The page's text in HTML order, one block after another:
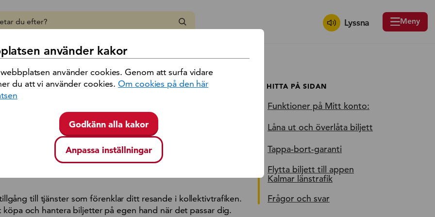
Kalmar län
Lyssna Meny
HITTA PÅ SIDAN
Funktioner på Mitt konto:
Låna ut och överlåta biljett
Tappa-bort-garanti
Flytta biljett till appen
Kalmar länstrafik
Frågor och svar
priser / Mitt konto
konto!
Logga in på Mitt konto
till tjänster som förenklar ditt resande i kollektivtrafiken.
köpa och hantera biljetter på egen hand när det passar dig.
använder kakor
använder cookies. Genom att surfa vidare
du att vi använder cookies.Om cookies på den här
Godkänn alla kakor
Anpassa inställningar